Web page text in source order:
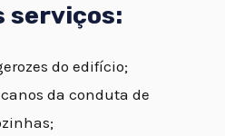
serviços:
do edifício;
da conduta de